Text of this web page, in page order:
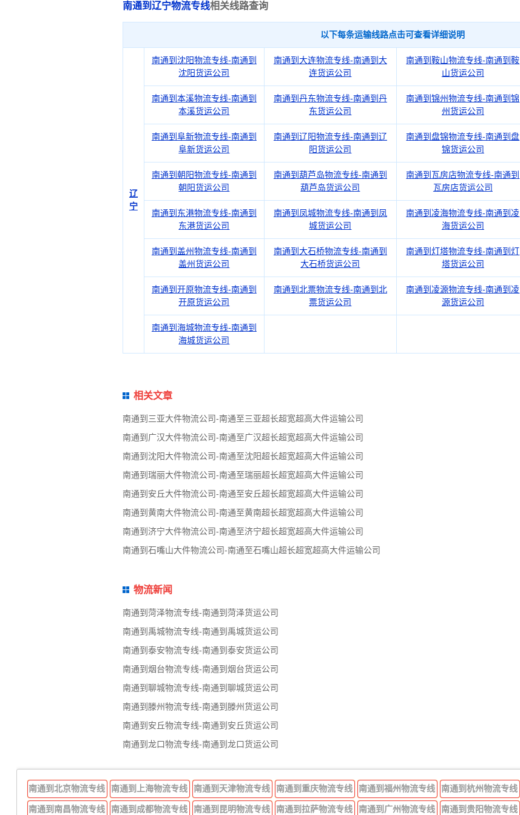
南通到辽宁物流专线相关线路查询
以下每条运输线路点击可查看详细说明
辽
宁
南通到沈阳物流专线-南通到
沈阳货运公司
南通到大连物流专线-南通到大
连货运公司
南通到鞍山物流专线-南通到鞍
山货运公司
南通到本溪物流专线-南通到
本溪货运公司
南通到丹东物流专线-南通到丹
东货运公司
南通到锦州物流专线-南通到锦
州货运公司
南通到阜新物流专线-南通到
阜新货运公司
南通到辽阳物流专线-南通到辽
阳货运公司
南通到盘锦物流专线-南通到盘
锦货运公司
南通到朝阳物流专线-南通到
朝阳货运公司
南通到葫芦岛物流专线-南通到
葫芦岛货运公司
南通到瓦房店物流专线-南通到
瓦房店货运公司
南通到东港物流专线-南通到
东港货运公司
南通到凤城物流专线-南通到凤
城货运公司
南通到凌海物流专线-南通到凌
海货运公司
南通到盖州物流专线-南通到
盖州货运公司
南通到大石桥物流专线-南通到
大石桥货运公司
南通到灯塔物流专线-南通到灯
塔货运公司
南通到开原物流专线-南通到
开原货运公司
南通到北票物流专线-南通到北
票货运公司
南通到凌源物流专线-南通到凌
源货运公司
南通到海城物流专线-南通到
海城货运公司
相关文章
南通到三亚大件物流公司-南通至三亚超长超宽超高大件运输公司
南通到广汉大件物流公司-南通至广汉超长超宽超高大件运输公司
南通到沈阳大件物流公司-南通至沈阳超长超宽超高大件运输公司
南通到瑞丽大件物流公司-南通至瑞丽超长超宽超高大件运输公司
南通到安丘大件物流公司-南通至安丘超长超宽超高大件运输公司
南通到黄南大件物流公司-南通至黄南超长超宽超高大件运输公司
南通到济宁大件物流公司-南通至济宁超长超宽超高大件运输公司
南通到石嘴山大件物流公司-南通至石嘴山超长超宽超高大件运输公司
物流新闻
南通到菏泽物流专线-南通到菏泽货运公司
南通到禹城物流专线-南通到禹城货运公司
南通到泰安物流专线-南通到泰安货运公司
南通到烟台物流专线-南通到烟台货运公司
南通到聊城物流专线-南通到聊城货运公司
南通到滕州物流专线-南通到滕州货运公司
南通到安丘物流专线-南通到安丘货运公司
南通到龙口物流专线-南通到龙口货运公司
南通到北京物流专线 南通到上海物流专线 南通到天津物流专线 南通到重庆物流专线 南通到福州物流专线 南通到杭州物流专线
南通到南昌物流专线 南通到成都物流专线 南通到昆明物流专线 南通到拉萨物流专线 南通到广州物流专线 南通到贵阳物流专线